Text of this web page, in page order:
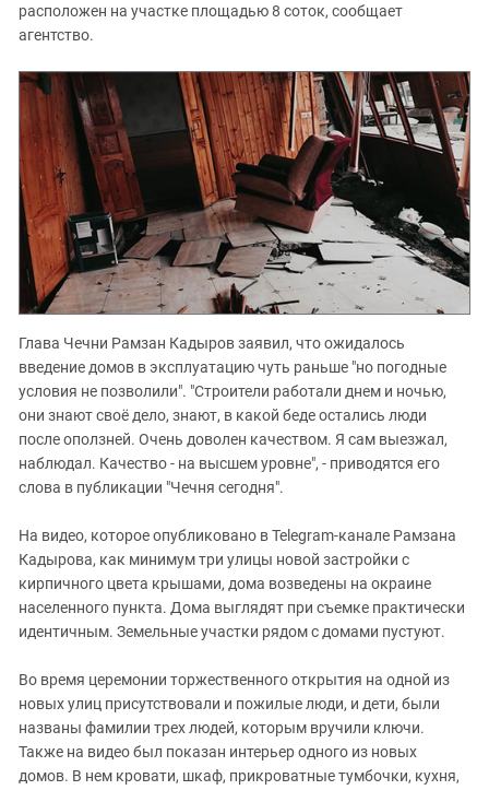
расположен на участке площадью 8 соток, сообщает
агентство.
Глава Чечни Рамзан Кадыров заявил, что ожидалось
введение домов в эксплуатацию чуть раньше "но погодные
условия не позволили". "Строители работали днем и ночью,
они знают своё дело, знают, в какой беде остались люди
после оползней. Очень доволен качеством. Я сам выезжал,
наблюдал. Качество - на высшем уровне", - приводятся его
слова в публикации "Чечня сегодня".
На видео, которое опубликовано в Telegram-канале Рамзана
Кадырова, как минимум три улицы новой застройки с
кирпичного цвета крышами, дома возведены на окраине
населенного пункта. Дома выглядят при съемке практически
идентичным. Земельные участки рядом с домами пустуют.
Во время церемонии торжественного открытия на одной из
новых улиц присутствовали и пожилые люди, и дети, были
названы фамилии трех людей, которым вручили ключи.
Также на видео был показан интерьер одного из новых
домов. В нем кровати, шкаф, прикроватные тумбочки, кухня,